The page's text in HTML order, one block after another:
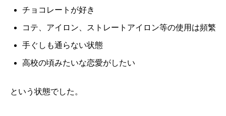
チョコレートが好き
コテ、アイロン、ストレートアイロン等の使用は頻繁
手ぐしも通らない状態
高校の頃みたいな恋愛がしたい
という状態でした。